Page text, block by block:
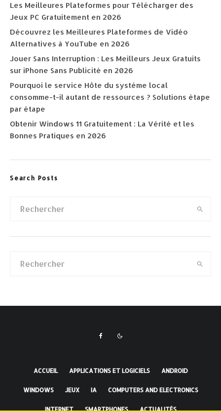
Les Meilleures Plateformes pour Télécharger des
Jeux PC Gratuitement en 2026
Découvrez les Meilleures Plateformes de Vidéo
Alternatives à YouTube en 2026
Jouer Sans Interruption : Les Meilleurs Jeux Gratuits
sur iPhone Sans Publicité en 2026
Pourquoi le service Hôte du système local
consomme-t-il autant de ressources ? Solutions étape
par étape
Obtenir Windows 11 Gratuitement : La Vérité et les
Bonnes Pratiques en 2026
Search Posts
ACCUEIL APPLICATIONS ET LOGICIELS ANDROID
WINDOWS JEUX IA COMPUTERS AND ELECTRONICS
INTERNET SMARTPHONES ACTUALITÉS